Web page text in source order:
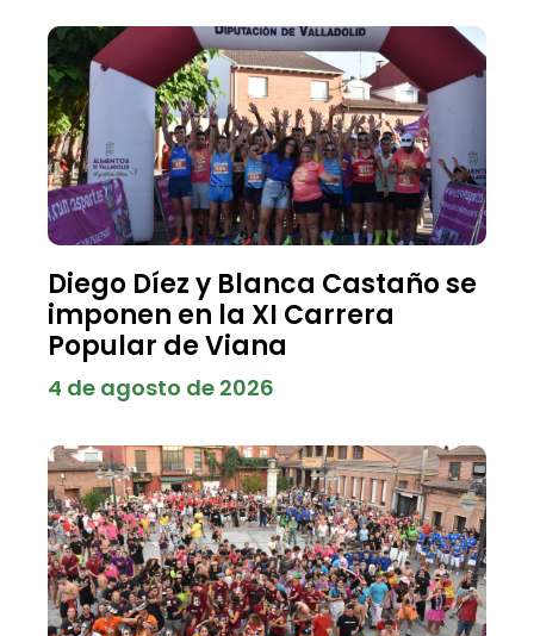
Diego Díez y Blanca Castaño se
imponen en la XI Carrera
Popular de Viana
4 de agosto de 2026